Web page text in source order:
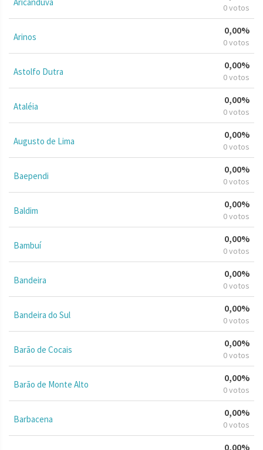
0 votos
Arinos
0,00%
0 votos
Astolfo Dutra
0,00%
0 votos
Ataléia
0,00%
0 votos
Augusto de Lima
0,00%
0 votos
Baependi
0,00%
0 votos
Baldim
0,00%
0 votos
Bambuí
0,00%
0 votos
Bandeira
0,00%
0 votos
Bandeira do Sul
0,00%
0 votos
Barão de Cocais
0,00%
0 votos
Barão de Monte Alto
0,00%
0 votos
Barbacena
0,00%
0 votos
0,00%